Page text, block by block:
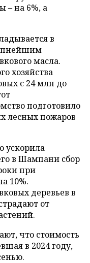
– на 6%, а
в
масла.
хозяйства
с 24 млн до
подготовило
лесных пожаров
ускорила
в Шампани сбор
при
10%.
деревьев в
от
что стоимость
в 2024 году,